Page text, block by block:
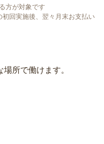
方が対象です
回実施後、翌々月末お支払い
所で働けます。